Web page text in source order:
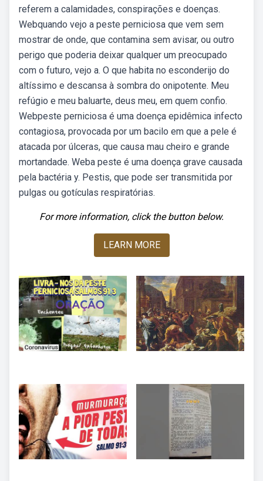
referem a calamidades, conspirações e doenças.
Webquando vejo a peste perniciosa que vem sem
mostrar de onde, que contamina sem avisar, ou outro
perigo que poderia deixar qualquer um preocupado
com o futuro, vejo a. O que habita no esconderijo do
altíssimo e descansa à sombra do onipotente. Meu
refúgio e meu baluarte, deus meu, em quem confio.
Webpeste perniciosa é uma doença epidêmica infecto
contagiosa, provocada por um bacilo em que a pele é
atacada por úlceras, que causa mau cheiro e grande
mortandade. Weba peste é uma doença grave causada
pela bactéria y. Pestis, que pode ser transmitida por
pulgas ou gotículas respiratórias.
For more information, click the button below.
LEARN MORE